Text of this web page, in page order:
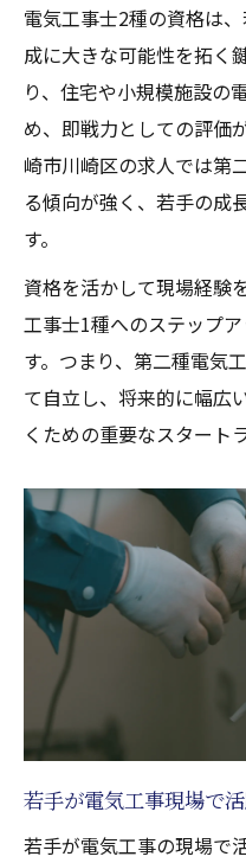
神奈川県川崎区で
電気工事の求
ント
神奈川で電気
法
川崎区で若手
電気工事士2種
未経験歓迎の
未経験から電気工
未経験から電
流れ
電気工事士2種
ント
若手未経験者
コツ
電気工事未経
転職で重視す
ト
若手が成長できる
若手が電気工事
特徴
電気工事士2種の資格は
成に大きな可能性を拓く
り、住宅や小規模施設の
め、即戦力としての評価
崎市川崎区の求人では第
る傾向が強く、若手の成
す。
資格を活かして現場経験
工事士1種へのステップ
す。つまり、第二種電気
て自立し、将来的に幅広
くための重要なスタート
若手が電気工事現場で
若手が電気工事の現場で